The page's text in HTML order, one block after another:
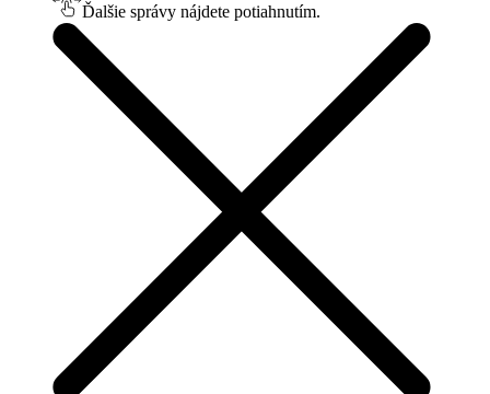
Ďalšie správy nájdete potiahnutím.